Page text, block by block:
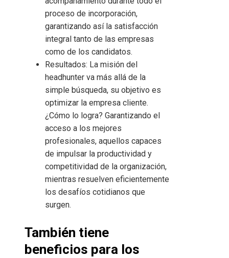
proceso de incorporación,
garantizando así la satisfacción
integral tanto de las empresas
como de los candidatos.
Resultados: La misión del
headhunter va más allá de la
simple búsqueda, su objetivo es
optimizar la empresa cliente.
¿Cómo lo logra? Garantizando el
acceso a los mejores
profesionales, aquellos capaces
de impulsar la productividad y
competitividad de la organización,
mientras resuelven eficientemente
los desafíos cotidianos que
surgen.
También tiene
beneficios para los